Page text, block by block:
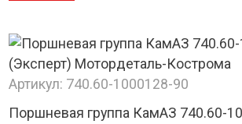
Артикул: 740.60-1000128-90
Поршневая группа КамАЗ 740.60-